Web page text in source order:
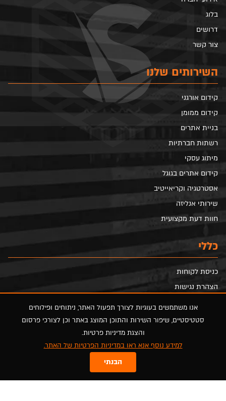
בלוג
דרושים
צור קשר
השירותים שלנו
קידום אורגני
קידום ממומן
בניית אתרים
רשתות חברתיות
מיתוג עסקי
קידום אתרים בגוגל
אסטרטגיה וקריאייטיב
שירותי אנליזה
חוות דעת מקצועית
כללי
כניסת לקוחות
הצהרת נגישות
מדיניות פרטיות
FOLLOW US
אנו משתמשים בעוגיות לצורך תפעול האתר, ניתוחים ופילוחים
סטטיסטיים, שיפור השירות והתוכן המוצג באתר וכן לצורכי פרסום
והצגת מדיניות פרטיות.
למידע נוסף אנא ראו במדיניות הפרטיות של האתר.
הבנתי